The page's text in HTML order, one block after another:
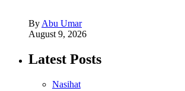
By Abu Umar
August 9, 2026
Latest Posts
Nasihat